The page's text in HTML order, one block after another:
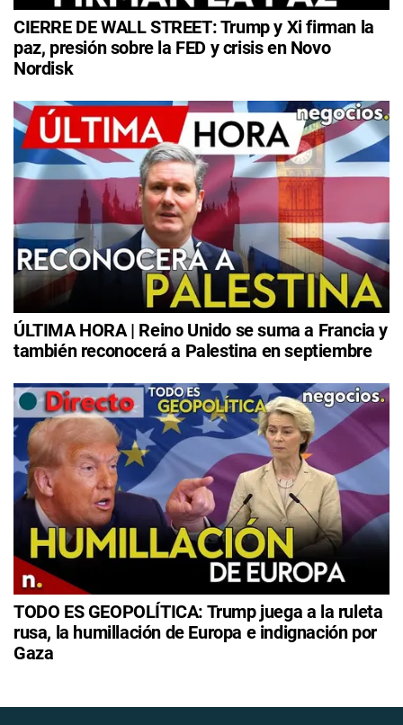
CIERRE DE WALL STREET: Trump y Xi firman la
paz, presión sobre la FED y crisis en Novo
Nordisk
ÚLTIMA HORA | Reino Unido se suma a Francia y
también reconocerá a Palestina en septiembre
TODO ES GEOPOLÍTICA: Trump juega a la ruleta
rusa, la humillación de Europa e indignación por
Gaza